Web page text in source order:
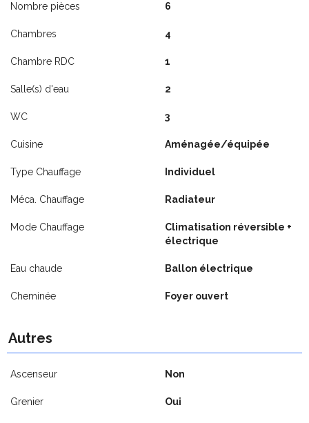
Nombre pièces 6
Chambres 4
Chambre RDC 1
Salle(s) d'eau 2
WC 3
Cuisine Aménagée/équipée
Type Chauffage Individuel
Méca. Chauffage Radiateur
Mode Chauffage
Climatisation réversible +
électrique
Eau chaude Ballon électrique
Cheminée Foyer ouvert
Autres
Ascenseur Non
Grenier Oui